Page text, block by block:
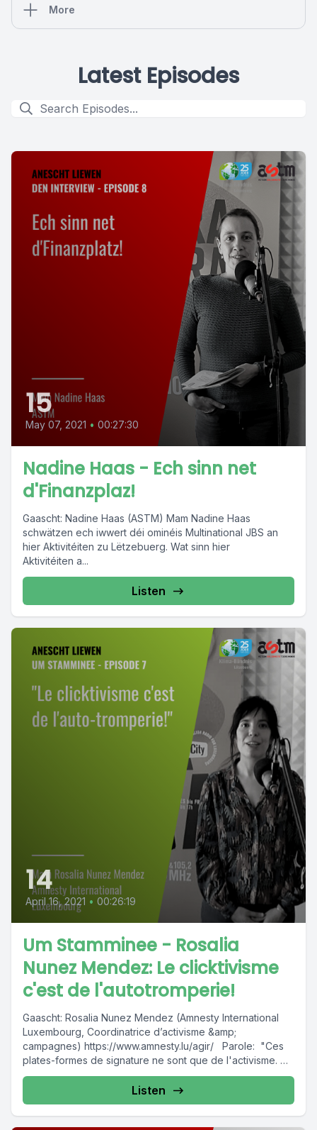
More
Latest Episodes
15
May 07, 2021 • 00:27:30
Nadine Haas - Ech sinn net
d'Finanzplaz!
Gaascht: Nadine Haas (ASTM) Mam Nadine Haas
schwätzen ech iwwert déi ominéis Multinational JBS an
hier Aktivitéiten zu Lëtzebuerg. Wat sinn hier
Aktivitéiten a...
Listen
14
April 16, 2021 • 00:26:19
Um Stamminee - Rosalia
Nunez Mendez: Le clicktivisme
c'est de l'autotromperie!
Gaascht: Rosalia Nunez Mendez (Amnesty International
Luxembourg, Coordinatrice d’activisme &amp;
campagnes) https://www.amnesty.lu/agir/ Parole: "Ces
plates-formes de signature ne sont que de l'activisme. Ce
clickivisme...
Listen